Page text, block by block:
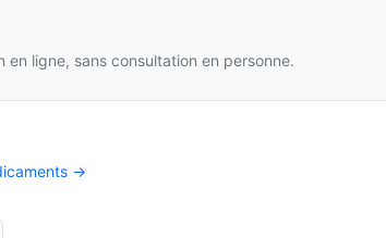
en ligne, sans consultation en personne.
→